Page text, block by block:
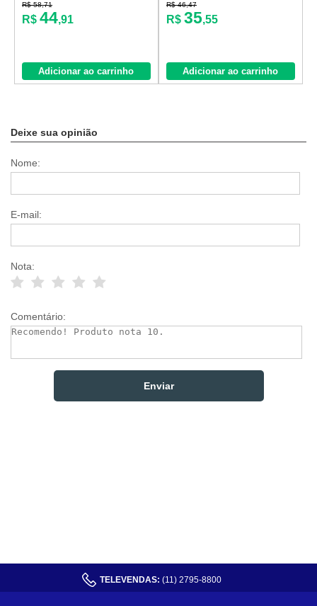
R$ 58,71
R$ 44,91
Adicionar ao carrinho
R$ 46,47
R$ 35,55
Adicionar ao carrinho
Deixe sua opinião
Nome:
E-mail:
Nota:
Comentário:
TELEVENDAS: (11) 2795-8800